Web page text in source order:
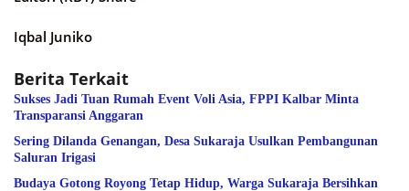
Iqbal Juniko
Berita Terkait
Sukses Jadi Tuan Rumah Event Voli Asia, FPPI Kalbar Minta
Transparansi Anggaran
Sering Dilanda Genangan, Desa Sukaraja Usulkan Pembangunan
Saluran Irigasi
Budaya Gotong Royong Tetap Hidup, Warga Sukaraja Bersihkan